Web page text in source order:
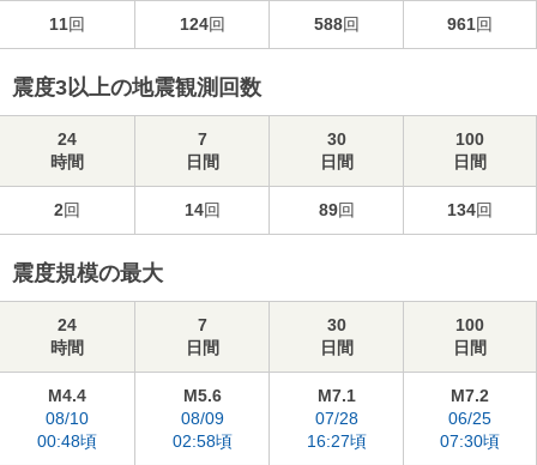
11回 124回 588回 961回
震度3以上の地震観測回数
24
時間
7
日間
30
日間
100
日間
2回 14回 89回 134回
震度規模の最大
24
時間
7
日間
30
日間
100
日間
M4.4
08/10
00:48頃
M5.6
08/09
02:58頃
M7.1
07/28
16:27頃
M7.2
06/25
07:30頃